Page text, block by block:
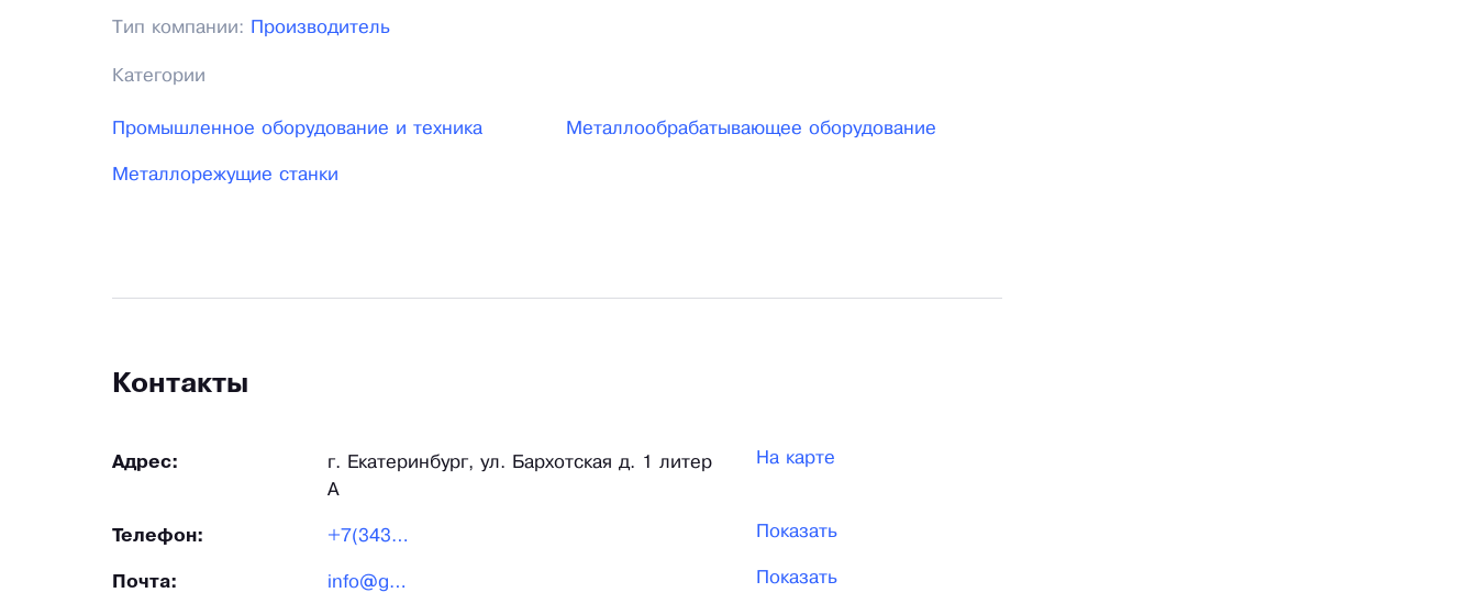
Тип компании: Производитель
Категории
Промышленное оборудование и техника Металлообрабатывающее оборудование
Металлорежущие станки
Контакты
Адрес:
г. Екатеринбург, ул. Бархотская д. 1 литер
А
На карте
Телефон: +7(343)288-79-05 Показать
Почта: info@grsural.ru Показать